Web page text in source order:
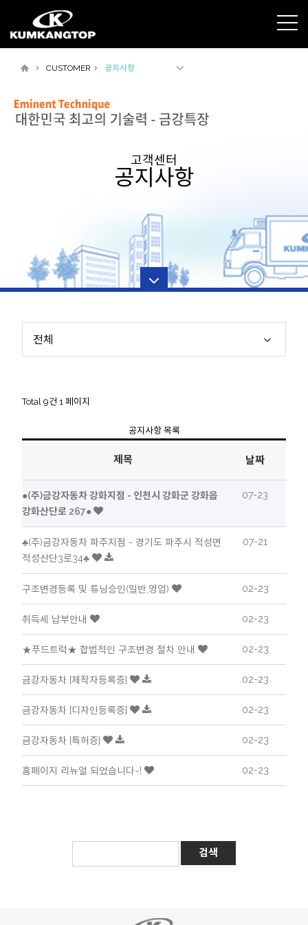
CUSTOMER 공지사항
고객센터
공지사항
전체
Total 9건 1 페이지
공지사항 목록
제목 날짜
●(주)금강자동차 강화지점 - 인천시 강화군 강화읍
강화산단로 267●
07-23
♣(주)금강자동차 파주지점 - 경기도 파주시 적성면
적성산단3로34♣
07-21
구조변경등록 및 튜닝승인(일반,영업) 02-23
취득세 납부안내 02-23
★푸드트럭★ 합법적인 구조변경 절차 안내 02-23
금강자동차 [제작자등록증] 02-23
금강자동차 [디자인등록증] 02-23
금강자동차 [특허증] 02-23
홈페이지 리뉴얼 되었습니다~! 02-23